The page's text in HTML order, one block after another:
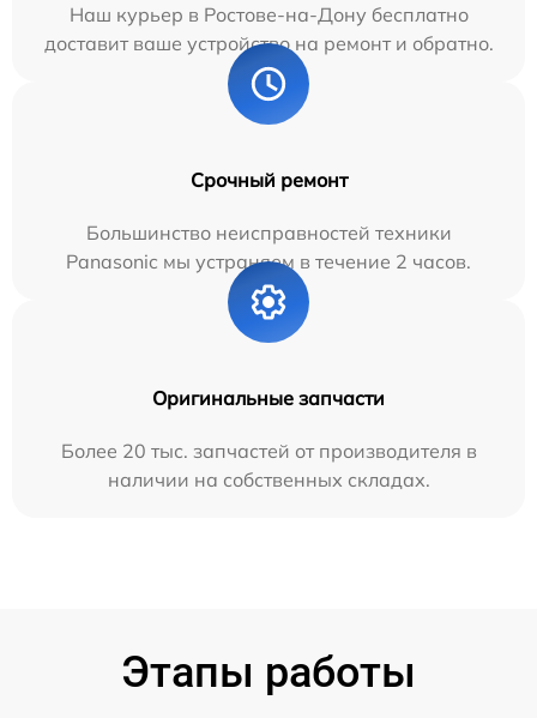
Наш курьер в Ростове-на-Дону бесплатно
доставит ваше устройство на ремонт и обратно.
Срочный ремонт
Большинство неисправностей техники
Panasonic мы устраняем в течение 2 часов.
Оригинальные запчасти
Более 20 тыс. запчастей от производителя в
наличии на собственных складах.
Этапы работы